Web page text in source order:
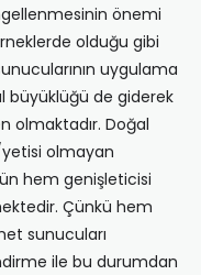
önemi
olduğu gibi
uygulama
büyüklüğü de giderek
olmaktadır. Doğal
olmayan
hem genişleticisi
Çünkü hem
sunucuları
ile bu durumdan